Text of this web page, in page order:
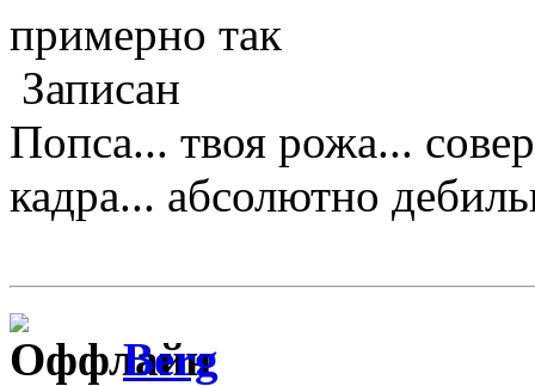
примерно так
Записан
Попса... твоя рожа...
кадра... абсолютно
Berg